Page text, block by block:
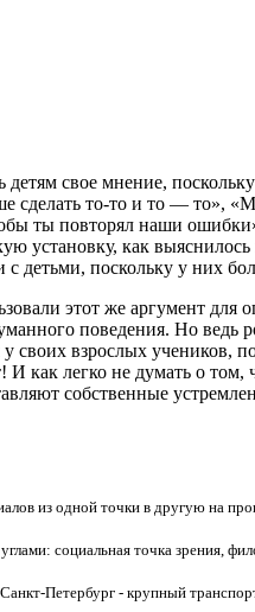
детям свое мнение,
сделать то-то и то — то»,
ты повторял наши
как
детьми, поскольку у них
этот же аргумент
поведения. Но ведь
взрослых учеников,
как легко не думать о
собственные
из одной точки в другую на
социальная точка зрения,
Санкт-Петербург - крупный